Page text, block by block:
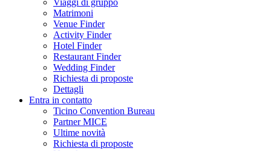
Matrimoni
Venue Finder
Activity Finder
Hotel Finder
Restaurant Finder
Wedding Finder
Richiesta di proposte
Dettagli
Entra in contatto
Ticino Convention Bureau
Partner MICE
Ultime novità
Richiesta di proposte